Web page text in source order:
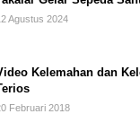
Agustus 2024
Kelemahan dan
Februari 2018